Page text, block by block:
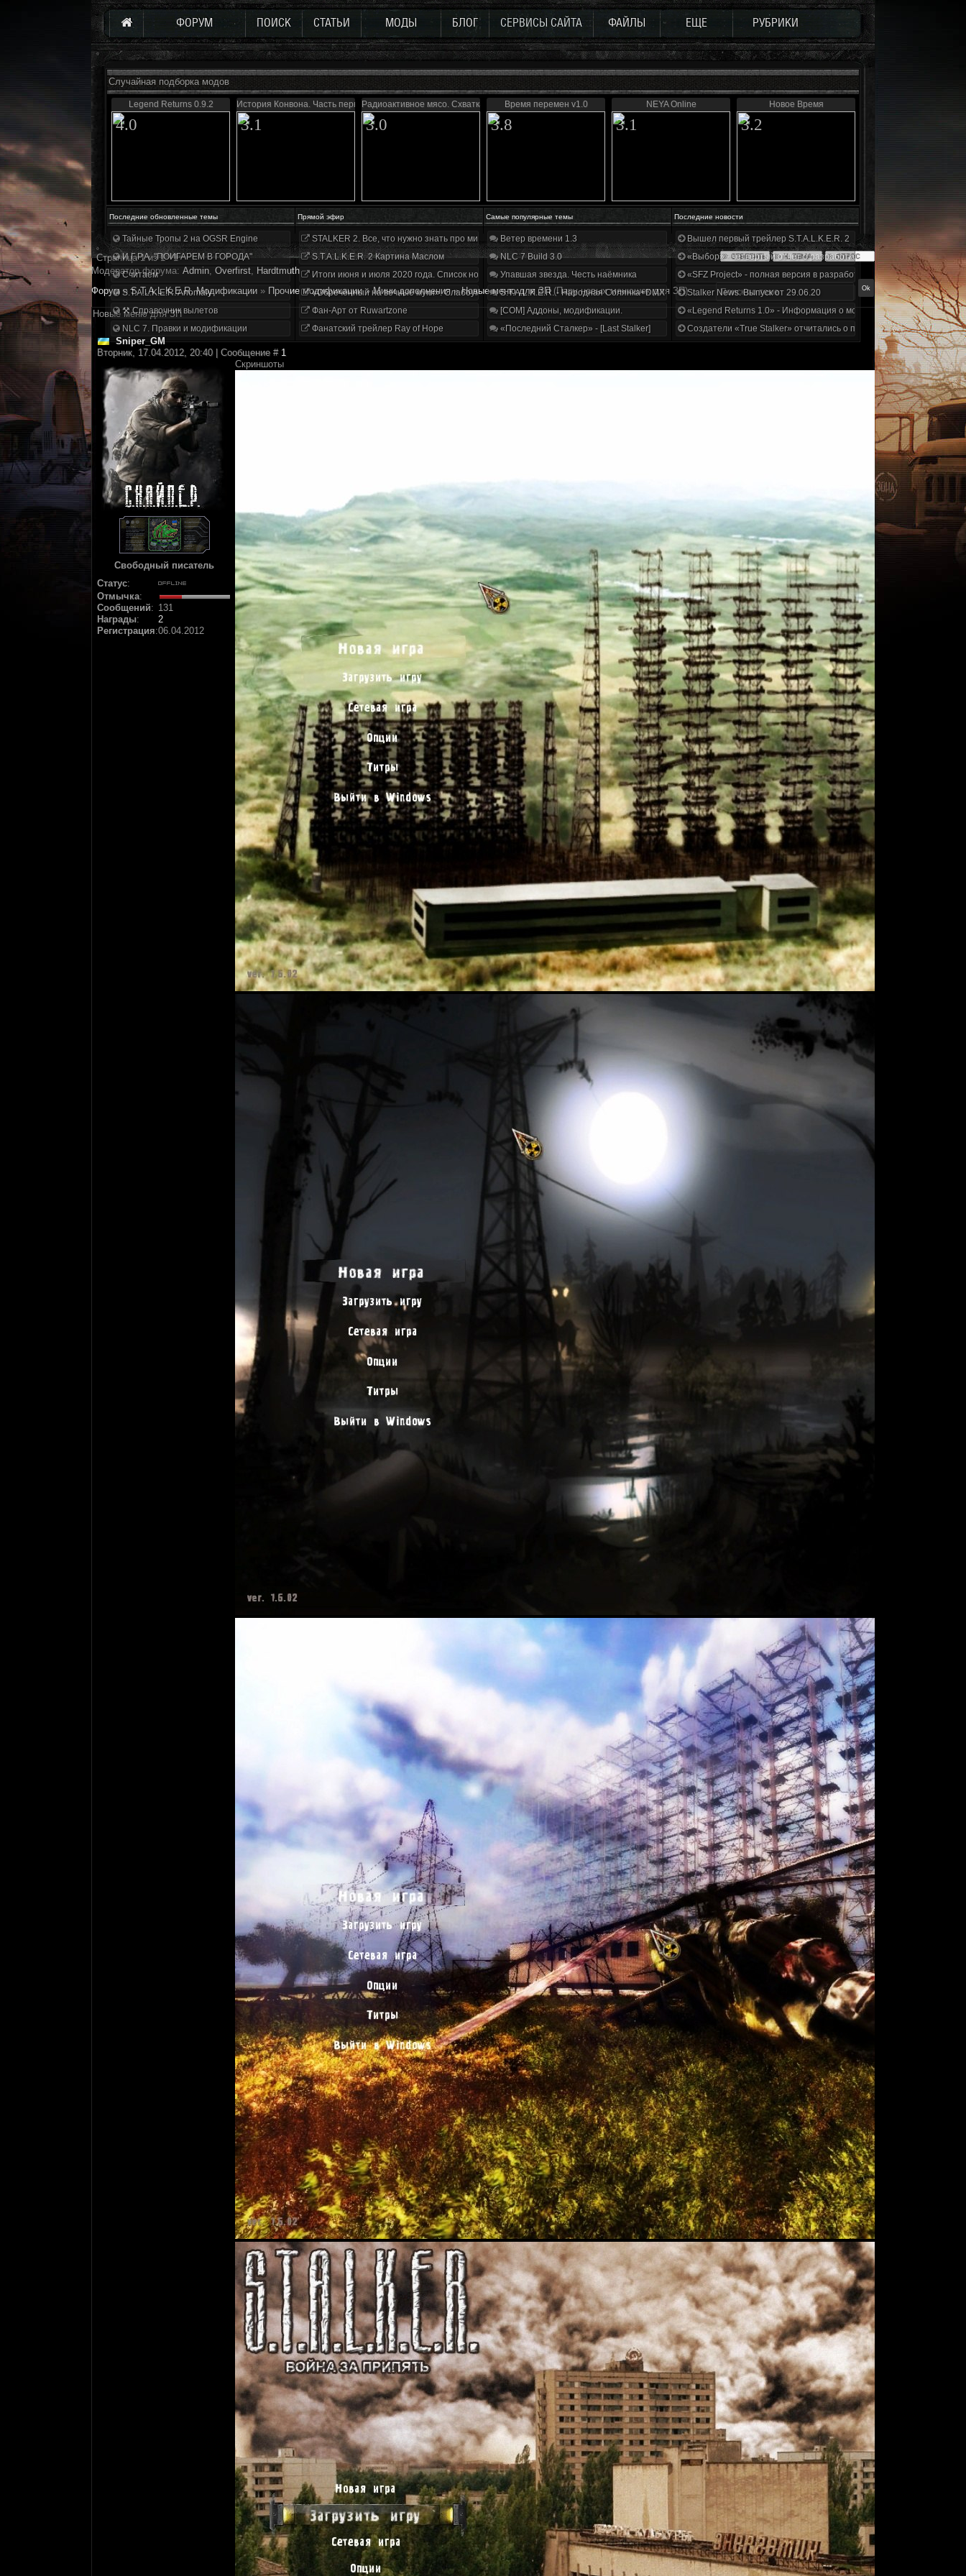
ФОРУМ ПОИСК СТАТЬИ МОДЫ БЛОГ СЕРВИСЫ САЙТА ФАЙЛЫ ЕЩЕ РУБРИКИ
Случайная подборка модов
Legend Returns 0.9.2
4.0
История Конвона. Часть первая
3.1
Радиоактивное мясо. Схватка
3.0
Время перемен v1.0
3.8
NEYA Online
3.1
Новое Время
3.2
Последние обновленные темы Прямой эфир Самые популярные темы Последние новости
Тайные Тропы 2 на OGSR Engine
И.Г.Р.А. "ПОИГАРЕМ В ГОРОДА"
Считаем
S.T.A.L.K.E.R. Anomaly
⚒ Справочник вылетов
NLC 7. Правки и модификации
STALKER 2. Все, что нужно знать про мир, геймплей и сюжет | Разбор трейлера
S.T.A.L.K.E.R. 2 Картина Маслом
Итоги июня и июля 2020 года. Список нововведений
«Обречённый на вечные муки». Слабоумие и отвага
Фан-Арт от Ruwartzone
Фанатский трейлер Ray of Hope
Ветер времени 1.3
NLC 7 Build 3.0
Упавшая звезда. Честь наёмника
S.T.A.L.K.E.R. - Народная Солянка+DMX 1.3.5.ООП.МА.К.
[COM] Аддоны, модификации.
«Последний Сталкер» - [Last Stalker]
Вышел первый трейлер S.T.A.L.K.E.R. 2
«Выбор» - четвертый отчет о разработке!
«SFZ Project» - полная версия в разработке!
Stalker News. Выпуск от 29.06.20
«Legend Returns 1.0» - Информация о моде за июнь 2020
Создатели «True Stalker» отчитались о проделанной работе
Страница1из1
1
Модератор форума: Аdmin, Overfirst, Hardtmuth
Форум » S.T.A.L.K.E.R. Модификации » Прочие модификации » Мини дополнения » Новые меню для ЗП (Пару новых менюшек для ЗП)
Новые меню для ЗП
Sniper_GM
Вторник, 17.04.2012, 20:40 | Сообщение # 1
Свободный писатель
Статус:
Отмычка:
Сообщений: 131
Награды:
2
Регистрация:06.04.2012
Скриншоты